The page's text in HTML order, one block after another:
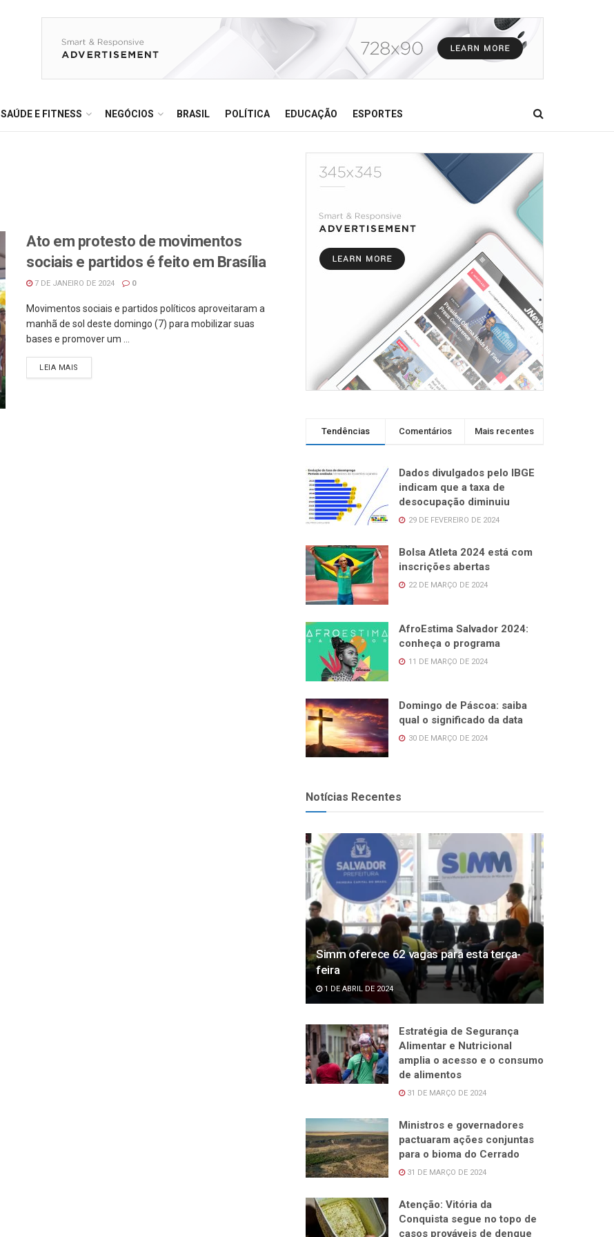
SAÚDE E FITNESS NEGÓCIOS BRASIL POLÍTICA EDUCAÇÃO ESPORTES
Ato em protesto de movimentos
sociais e partidos é feito em Brasília
7 DE JANEIRO DE 2024 0
Movimentos sociais e partidos políticos aproveitaram a
manhã de sol deste domingo (7) para mobilizar suas
bases e promover um ...
LEIA MAIS
Tendências Comentários Mais recentes
Dados divulgados pelo IBGE
indicam que a taxa de
desocupação diminuiu
29 DE FEVEREIRO DE 2024
Bolsa Atleta 2024 está com
inscrições abertas
22 DE MARÇO DE 2024
AfroEstima Salvador 2024:
conheça o programa
11 DE MARÇO DE 2024
Domingo de Páscoa: saiba
qual o significado da data
30 DE MARÇO DE 2024
Notícias Recentes
Simm oferece 62 vagas para esta terça-
feira
1 DE ABRIL DE 2024
Estratégia de Segurança
Alimentar e Nutricional
amplia o acesso e o consumo
de alimentos
31 DE MARÇO DE 2024
Ministros e governadores
pactuaram ações conjuntas
para o bioma do Cerrado
31 DE MARÇO DE 2024
Atenção: Vitória da
Conquista segue no topo de
casos prováveis de dengue